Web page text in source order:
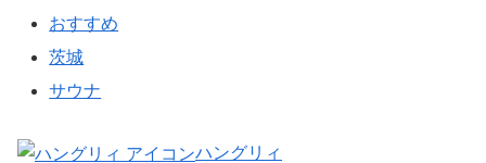
おすすめ
茨城
サウナ
ハングリィ